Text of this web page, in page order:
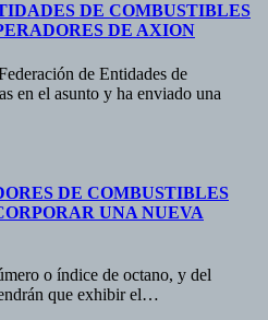
DE COMBUSTIBLES
DE AXION
de Entidades de
en el asunto y ha enviado una
DE COMBUSTIBLES
UNA NUEVA
o índice de octano, y del
que exhibir el…